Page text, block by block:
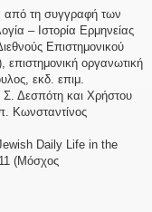
από τη συγγραφή των
– Ιστορία Ερμηνείας
Επιστημονικού
επιστημονική οργα­νωτική
εκδ. επιμ.
Σ. Δεσπό­τη και Χρήστου
Κωνσταντίνος
Daily Life in the
(Μόσχος